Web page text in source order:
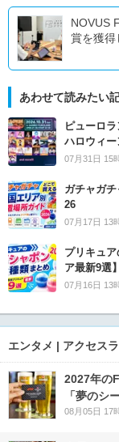
NOVUS
賞を獲得
あわせて読みたい
ピューロ
ハロウィー
07月31日 15
ガチャガ
26
07月17日 13
プリキュ
ア最新9選】
07月16日 13
エンタメ | アクセス
2027年の
「夢のシ
08月05日 17